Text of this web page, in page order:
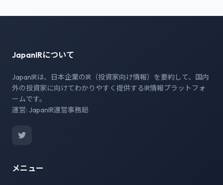
JapanIRについて
JapanIRは、日本企業のIR（投資家向け情報）を要約して、国内
外の投資家に向けてわかりやすく提供するIR情報プラットフォ
ームです。
運営: JapanIR運営事務局
メニュー